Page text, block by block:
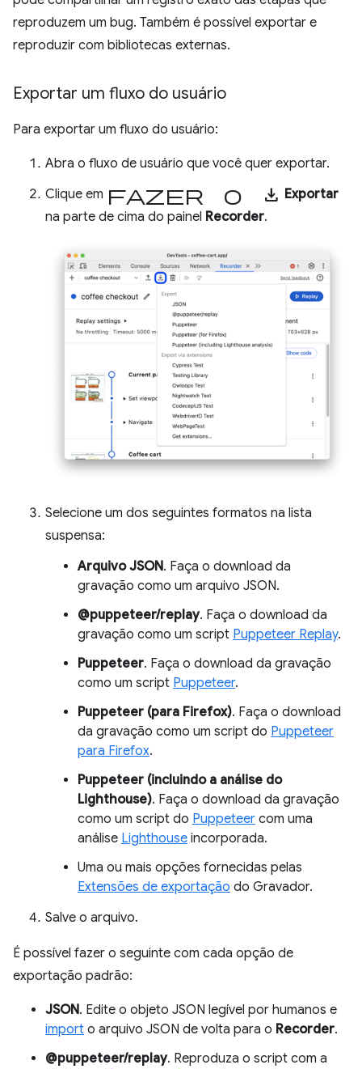
reproduzem um bug. Também é possível exportar e
reproduzir com bibliotecas externas.
Exportar um fluxo do usuário
Para exportar um fluxo do usuário:
Abra o fluxo de usuário que você quer exportar.
Clique em Fazer o download Exportar
na parte de cima do painel Recorder.
Selecione um dos seguintes formatos na lista
suspensa:
Arquivo JSON. Faça o download da
gravação como um arquivo JSON.
@puppeteer/replay. Faça o download da
gravação como um script Puppeteer Replay.
Puppeteer. Faça o download da gravação
como um script Puppeteer.
Puppeteer (para Firefox). Faça o download
da gravação como um script do Puppeteer
para Firefox.
Puppeteer (incluindo a análise do
Lighthouse). Faça o download da gravação
como um script do Puppeteer com uma
análise Lighthouse incorporada.
Uma ou mais opções fornecidas pelas
Extensões de exportação do Gravador.
Salve o arquivo.
É possível fazer o seguinte com cada opção de
exportação padrão:
JSON. Edite o objeto JSON legível por humanos e
import o arquivo JSON de volta para o Recorder.
@puppeteer/replay. Reproduza o script com a